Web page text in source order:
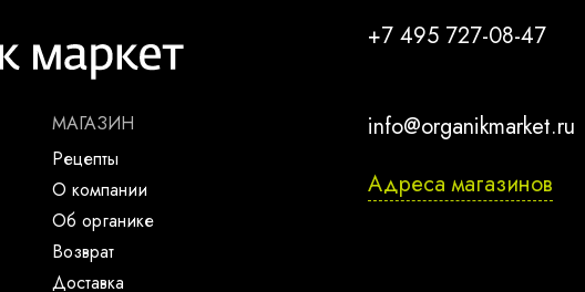
МАГАЗИН
Рецепты
О компании
Об органике
Возврат
Доставка
+7 495 727-08-47
info@organikmarket.ru
Адреса магазинов